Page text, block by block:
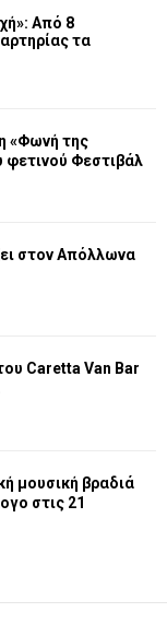
Από 8
τα
«Φωνή της
φετινού Φεστιβάλ
στον Απόλλωνα
Caretta Van Bar
μουσική βραδιά
στις 21